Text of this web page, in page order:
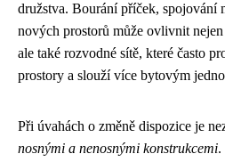
družstva. Bourání příček, spojování
nových prostorů může ovlivnit
ale také rozvodné sítě, které často
prostory a slouží více bytovým
Při úvahách o změně dispozice je
nosnými a nenosnými konstrukcemi.